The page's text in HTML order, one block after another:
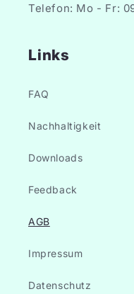
Telefon: Mo - Fr:
Links
FAQ
Nachhaltigkeit
Downloads
Feedback
AGB
Impressum
Datenschutz